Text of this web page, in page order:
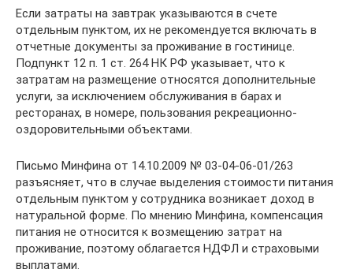
Если затраты на завтрак указываются в счете
отдельным пунктом, их не рекомендуется включать в
отчетные документы за проживание в гостинице.
Подпункт 12 п. 1 ст. 264 НК РФ указывает, что к
затратам на размещение относятся дополнительные
услуги, за исключением обслуживания в барах и
ресторанах, в номере, пользования рекреационно-
оздоровительными объектами.
Письмо Минфина от 14.10.2009 № 03-04-06-01/263
разъясняет, что в случае выделения стоимости питания
отдельным пунктом у сотрудника возникает доход в
натуральной форме. По мнению Минфина, компенсация
питания не относится к возмещению затрат на
проживание, поэтому облагается НДФЛ и страховыми
выплатами.